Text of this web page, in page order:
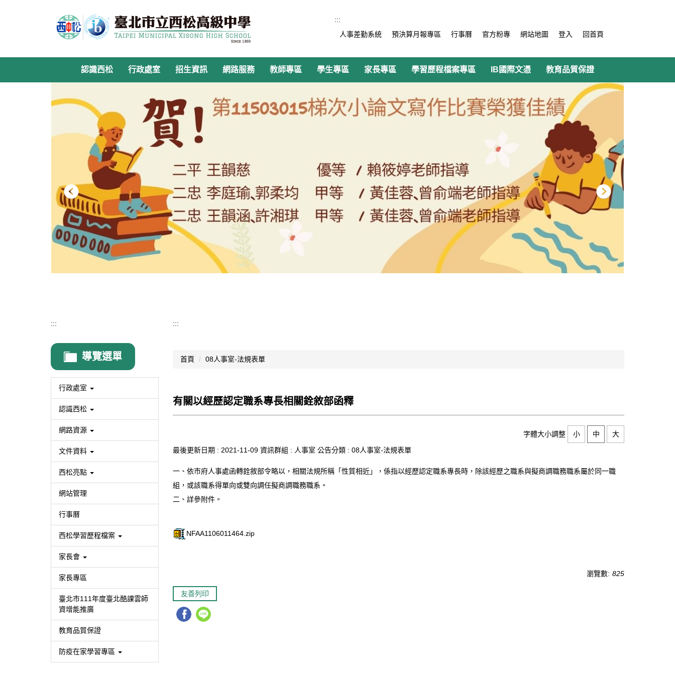
容
:::
人事差勤系統
預決算月報專區 行事曆 官方粉專 網站地圖 登入 回首頁
認識西松 行政處室 招生資訊 網路服務 教師專區 學生專區 家長專區 學習歷程檔案專區 IB國際文憑 教育品質保證
:::
導覽選單
行政處室
認識西松
網路資源
文件資料
西松亮點
網站管理
行事曆
西松學習歷程檔案
家長會
家長專區
臺北市111年度臺北酷課雲師
資增能推廣
教育品質保證
防疫在家學習專區
:::
首頁 08人事室-法規表單
有關以經歷認定職系專長相關銓敘部函釋
字體大小調整 小 中
大
最後更新日期 : 2021-11-09 資訊群組 : 人事室 公告分類 : 08人事室-法規表單
一、依市府人事處函轉銓敘部令略以，相關法規所稱「性質相近」，係指以經歷認定職系專長時，除該經歷之職系與擬商調職務職系屬於同一職
組，或該職系得單向或雙向調任擬商調職務職系。
二、詳參附件。
NFAA1106011464.zip
瀏覽數: 825
友善列印